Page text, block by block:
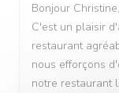
Bonjour
C'est un plaisir
restaurant
nous efforçons
notre restaurant